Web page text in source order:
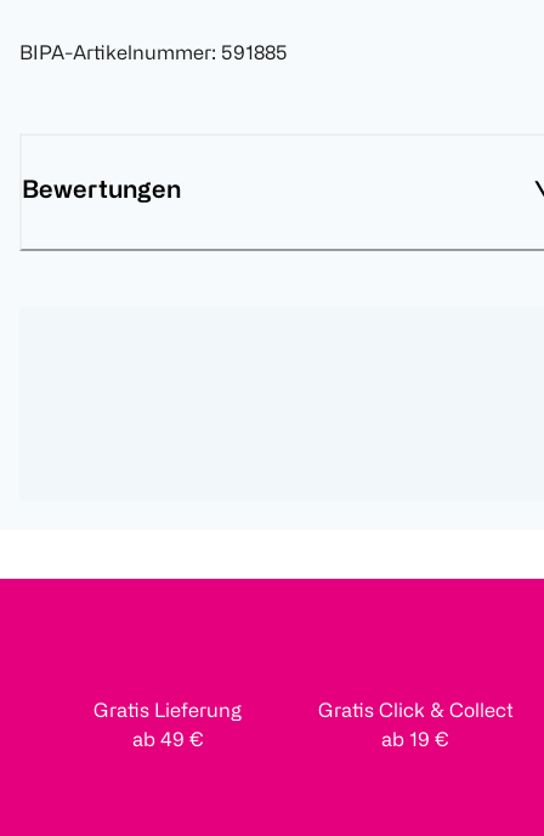
BIPA-Artikelnummer: 591885
Bewertungen
Gratis Lieferung
ab 49 €
Gratis Click & Collect
ab 19 €